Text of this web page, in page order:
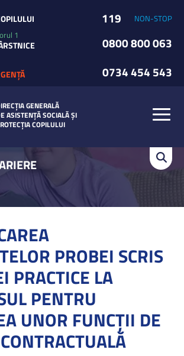
GENERALĂ
ASISTENȚĂ SOCIALĂ ȘI
COPILULUI
119
NON-STOP
1
0800 800 063
0734 454 543
PROBEI SCRIS
PRACTICE LA
PENTRU
UNOR FUNCŢII DE